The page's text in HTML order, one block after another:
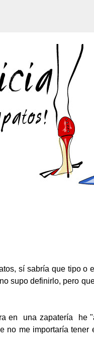
sí sabría que tipo o
supo definirlo, pero
en una zapatería he
me importaría tener